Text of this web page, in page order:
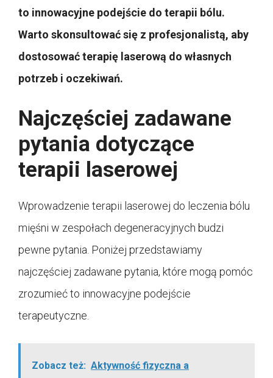
to innowacyjne podejście do terapii bólu.
Warto skonsultować się z profesjonalistą, aby
dostosować terapię laserową do własnych
potrzeb i oczekiwań.
Najczęściej zadawane
pytania dotyczące
terapii laserowej
Wprowadzenie terapii laserowej do leczenia bólu
mięśni w zespołach degeneracyjnych budzi
pewne pytania. Poniżej przedstawiamy
najczęściej zadawane pytania, które mogą pomóc
zrozumieć to innowacyjne podejście
terapeutyczne.
Zobacz też: Aktywność fizyczna a